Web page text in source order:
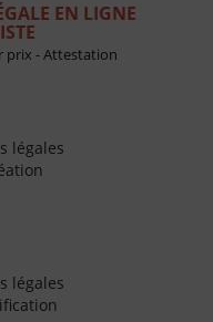
EN LIGNE
prix - Attestation
légales
légales